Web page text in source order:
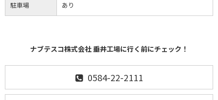
駐車場 あり
ナブテスコ株式会社 垂井工場に行く前にチェック！
0584-22-2111